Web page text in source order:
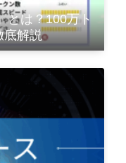
とは？100万ト
底解説